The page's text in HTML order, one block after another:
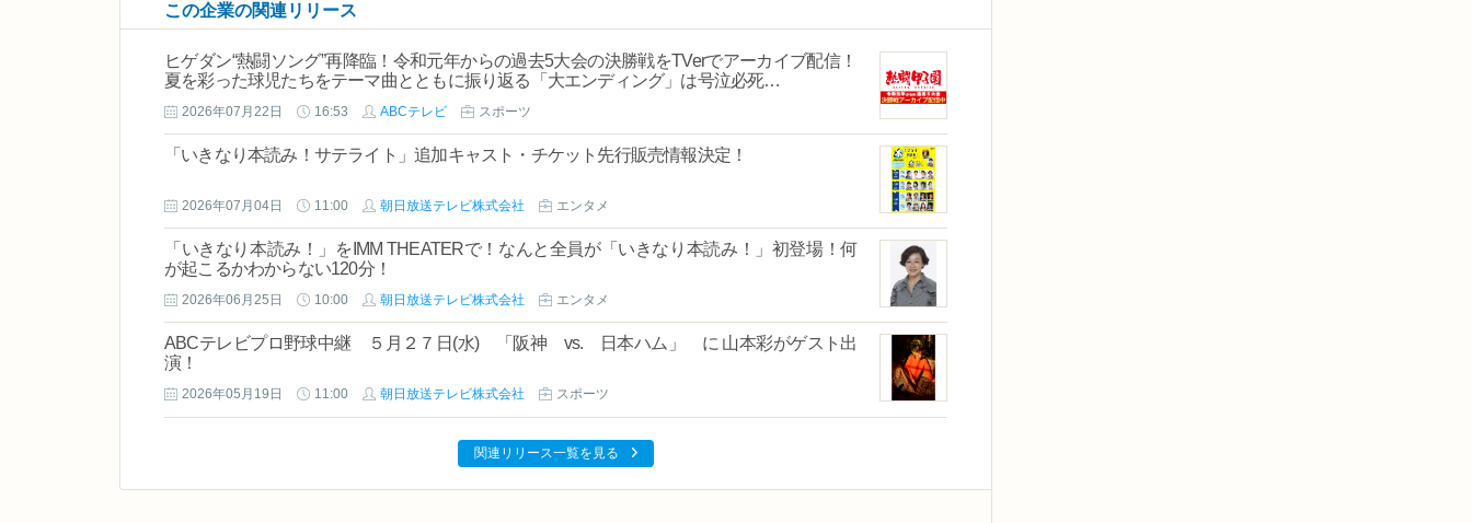
この企業の関連リリース
ヒゲダン“熱闘ソング”再降臨！令和元年からの過去5大会の決勝戦をTVerでアーカイブ配信！
夏を彩った球児たちをテーマ曲とともに振り返る「大エンディング」は号泣必死…
2026年07月22日 16:53 ABCテレビ スポーツ
「いきなり本読み！サテライト」追加キャスト・チケット先行販売情報決定！
2026年07月04日 11:00 朝日放送テレビ株式会社 エンタメ
「いきなり本読み！」をIMM THEATERで！なんと全員が「いきなり本読み！」初登場！何
が起こるかわからない120分！
2026年06月25日 10:00 朝日放送テレビ株式会社 エンタメ
ABCテレビプロ野球中継 ５月２７日(水) 「阪神 vs. 日本ハム」 に 山本彩がゲスト出
演！
2026年05月19日 11:00 朝日放送テレビ株式会社 スポーツ
関連リリース一覧を見る